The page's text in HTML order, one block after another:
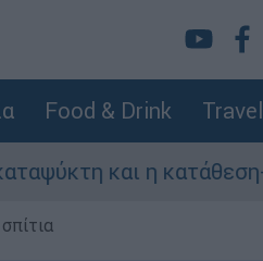
Food & Drink Travel
κατάθεση-«κλειδί»